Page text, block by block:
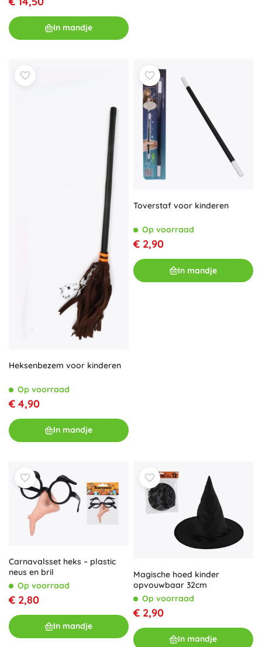
In mandje
Heksenbezem voor kinderen
Op voorraad
€ 4,90
In mandje
Toverstaf voor kinderen
Op voorraad
€ 2,90
In mandje
Carnavalsset heks – plastic
neus en bril
Op voorraad
€ 2,80
In mandje
Magische hoed kinder
opvouwbaar 32cm
Op voorraad
€ 2,90
In mandje